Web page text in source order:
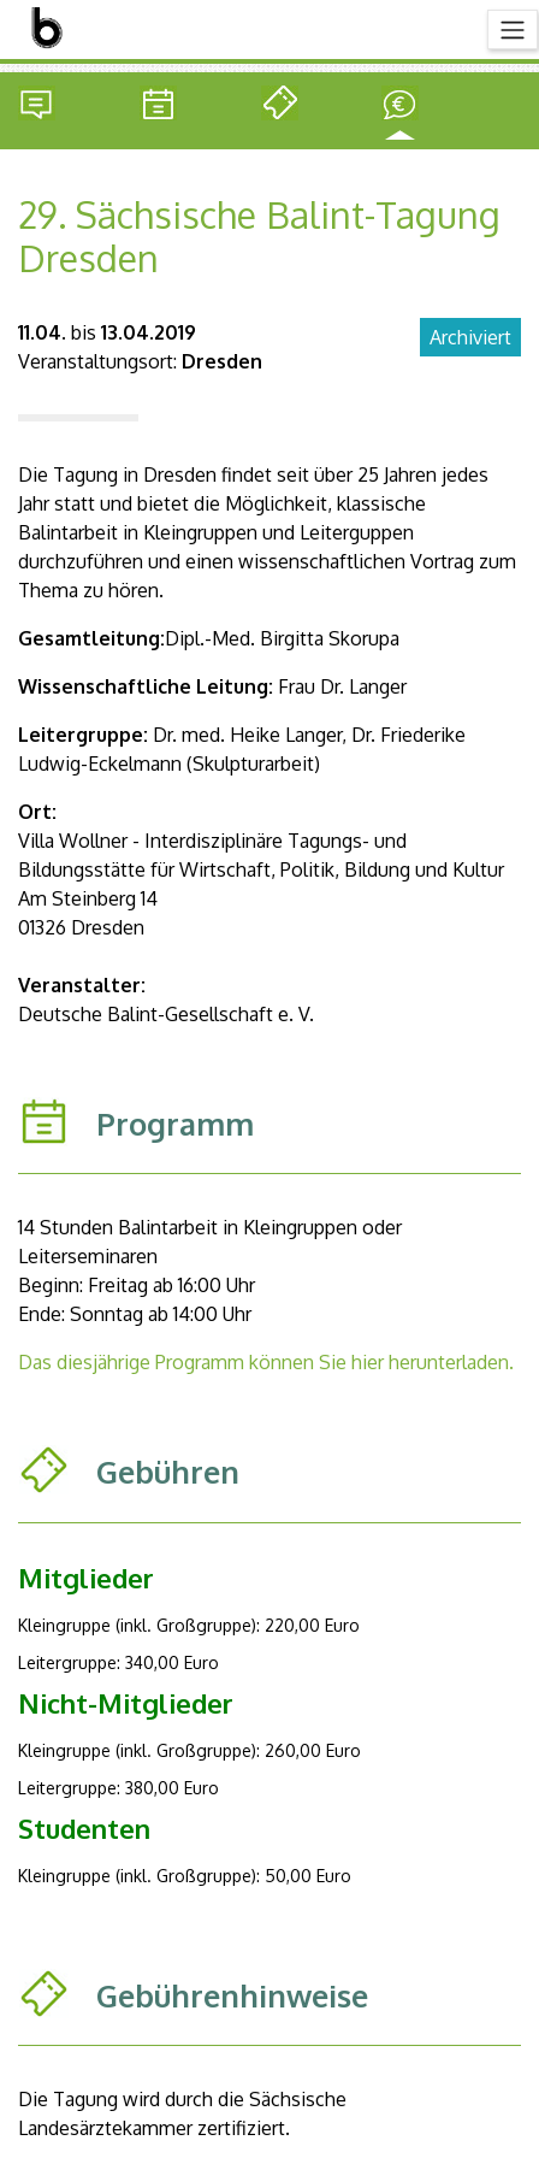
29. Sächsische Balint-Tagung
Dresden
Archiviert
11.04. bis 13.04.2019
Veranstaltungsort: Dresden
Die Tagung in Dresden findet seit über 25 Jahren jedes
Jahr statt und bietet die Möglichkeit, klassische
Balintarbeit in Kleingruppen und Leiterguppen
durchzuführen und einen wissenschaftlichen Vortrag zum
Thema zu hören.
Gesamtleitung:Dipl.-Med. Birgitta Skorupa
Wissenschaftliche Leitung: Frau Dr. Langer
Leitergruppe: Dr. med. Heike Langer, Dr. Friederike
Ludwig-Eckelmann (Skulpturarbeit)
Ort:
Villa Wollner - Interdisziplinäre Tagungs- und
Bildungsstätte für Wirtschaft, Politik, Bildung und Kultur
Am Steinberg 14
01326 Dresden
Veranstalter:
Deutsche Balint-Gesellschaft e. V.
Programm
14 Stunden Balintarbeit in Kleingruppen oder
Leiterseminaren
Beginn: Freitag ab 16:00 Uhr
Ende: Sonntag ab 14:00 Uhr
Das diesjährige Programm können Sie hier herunterladen.
Gebühren
Mitglieder
Kleingruppe (inkl. Großgruppe): 220,00 Euro
Leitergruppe: 340,00 Euro
Nicht-Mitglieder
Kleingruppe (inkl. Großgruppe): 260,00 Euro
Leitergruppe: 380,00 Euro
Studenten
Kleingruppe (inkl. Großgruppe): 50,00 Euro
Gebührenhinweise
Die Tagung wird durch die Sächsische
Landesärztekammer zertifiziert.